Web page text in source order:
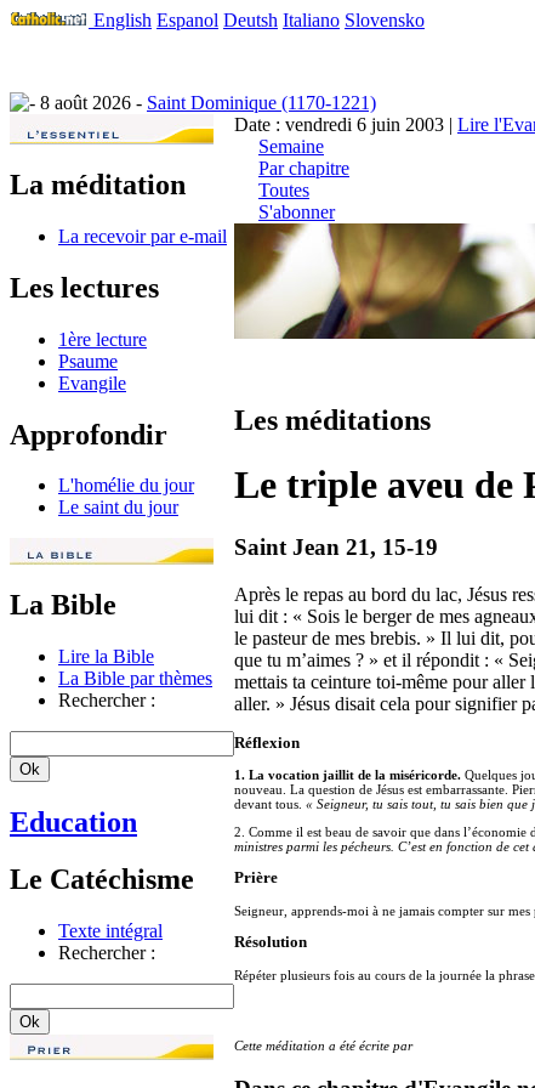
English Espanol Deutsh Italiano Slovensko
8 août 2026 - Saint Dominique (1170-1221)
La méditation
La recevoir par e-mail
Les lectures
1ère lecture
Psaume
Evangile
Approfondir
L'homélie du jour
Le saint du jour
La Bible
Lire la Bible
La Bible par thèmes
Rechercher :
Education
Le Catéchisme
Texte intégral
Rechercher :
Date : vendredi 6 juin 2003 | Lire
Semaine
Par chapitre
Toutes
S'abonner
Les méditations
Le triple aveu de
Saint Jean 21, 15-19
Après le repas au bord du lac, Jésus
lui dit : « Sois le berger de mes
le pasteur de mes brebis. » Il lui dit,
que tu m’aimes ? » et il répondit : «
mettais ta ceinture toi-même pour aller
aller. » Jésus disait cela pour signifier
Réflexion
1. La vocation jaillit de la miséricorde. Quelques
nouveau. La question de Jésus est embarrassante.
devant tous. « Seigneur, tu sais tout, tu sais bien que
2. Comme il est beau de savoir que dans
ministres parmi les pécheurs. C’est en fonction de
Prière
Seigneur, apprends-moi à ne jamais compter sur
Résolution
Répéter plusieurs fois au cours de la journée la
Cette méditation a été écrite par